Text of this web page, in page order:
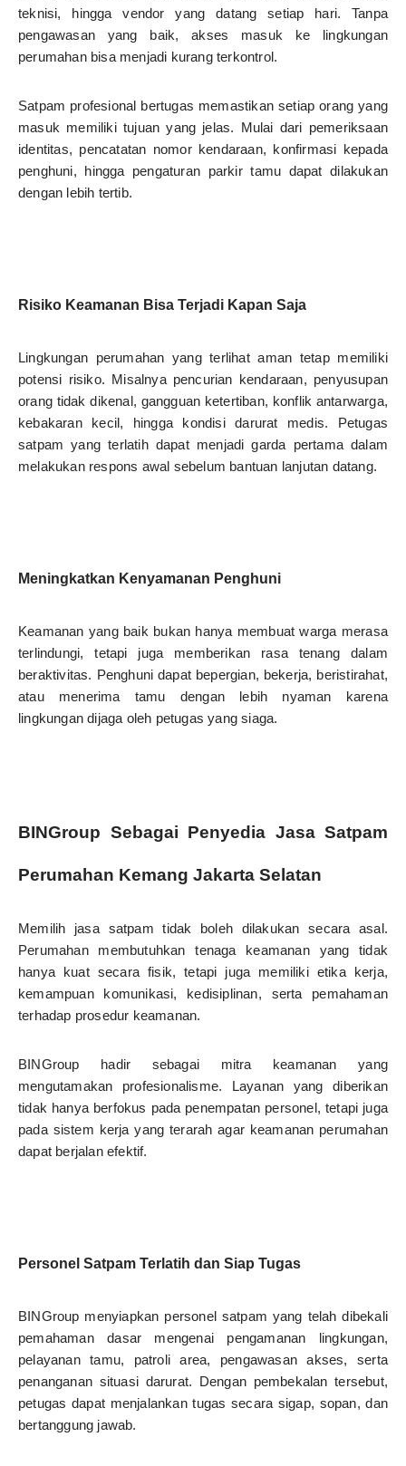
teknisi, hingga vendor yang datang setiap hari. Tanpa
pengawasan yang baik, akses masuk ke lingkungan
perumahan bisa menjadi kurang terkontrol.
Satpam profesional bertugas memastikan setiap orang yang
masuk memiliki tujuan yang jelas. Mulai dari pemeriksaan
identitas, pencatatan nomor kendaraan, konfirmasi kepada
penghuni, hingga pengaturan parkir tamu dapat dilakukan
dengan lebih tertib.
Risiko Keamanan Bisa Terjadi Kapan Saja
Lingkungan perumahan yang terlihat aman tetap memiliki
potensi risiko. Misalnya pencurian kendaraan, penyusupan
orang tidak dikenal, gangguan ketertiban, konflik antarwarga,
kebakaran kecil, hingga kondisi darurat medis. Petugas
satpam yang terlatih dapat menjadi garda pertama dalam
melakukan respons awal sebelum bantuan lanjutan datang.
Meningkatkan Kenyamanan Penghuni
Keamanan yang baik bukan hanya membuat warga merasa
terlindungi, tetapi juga memberikan rasa tenang dalam
beraktivitas. Penghuni dapat bepergian, bekerja, beristirahat,
atau menerima tamu dengan lebih nyaman karena
lingkungan dijaga oleh petugas yang siaga.
BINGroup Sebagai Penyedia Jasa Satpam
Perumahan Kemang Jakarta Selatan
Memilih jasa satpam tidak boleh dilakukan secara asal.
Perumahan membutuhkan tenaga keamanan yang tidak
hanya kuat secara fisik, tetapi juga memiliki etika kerja,
kemampuan komunikasi, kedisiplinan, serta pemahaman
terhadap prosedur keamanan.
BINGroup hadir sebagai mitra keamanan yang
mengutamakan profesionalisme. Layanan yang diberikan
tidak hanya berfokus pada penempatan personel, tetapi juga
pada sistem kerja yang terarah agar keamanan perumahan
dapat berjalan efektif.
Personel Satpam Terlatih dan Siap Tugas
BINGroup menyiapkan personel satpam yang telah dibekali
pemahaman dasar mengenai pengamanan lingkungan,
pelayanan tamu, patroli area, pengawasan akses, serta
penanganan situasi darurat. Dengan pembekalan tersebut,
petugas dapat menjalankan tugas secara sigap, sopan, dan
bertanggung jawab.